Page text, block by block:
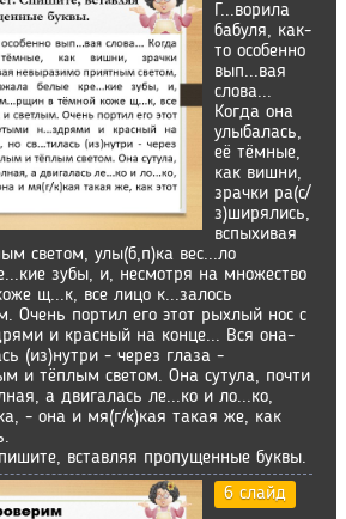
Г...ворила
бабуля, как-
то особенно
вып...вая
слова...
Когда она
улыбалась,
её тёмные,
как вишни,
зрачки ра(с/
з)ширялись,
вспыхивая
светом, улы(б,п)ка вес...ло
зубы, и, несмотря на множество
щ...к, все лицо к...залось
Очень портил его этот рыхлый нос с
и красный на конце... Вся она-
(из)нутри - через глаза -
и тёплым светом. Она сутула, почти
а двигалась ле...ко и ло...ко,
- она и мя(г/к)кая такая же, как
вставляя пропущенные буквы.
6 слайд